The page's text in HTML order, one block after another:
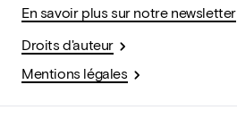
En savoir plus sur notre newsletter
Droits d'auteur
Mentions légales